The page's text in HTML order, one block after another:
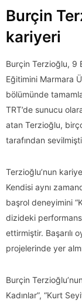
Burçin
kariyeri
Burçin Terzioğlu, 9
Eğitimini Marmara
bölümünde
TRT’de sunucu
atan Terzioğlu,
tarafından
Terzioğlu’nun
Kendisi aynı
başrol deneyimini
dizideki
ettirmiştir. Başarılı
projelerinde yer
Burçin
Kadınlar”, “Kurt